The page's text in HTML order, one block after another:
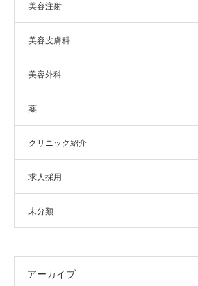
美容注射
美容皮膚科
美容外科
薬
クリニック紹介
求人採用
未分類
アーカイブ